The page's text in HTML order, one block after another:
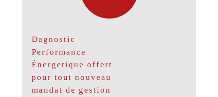
Dagnostic
Performance
Énergetique offert
pour tout nouveau
mandat de gestion